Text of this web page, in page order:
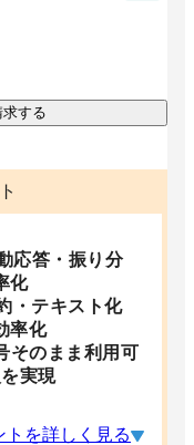
する
応答・振り分
化
・テキスト化
率化
そのまま利用可
実現
トを詳しく見る